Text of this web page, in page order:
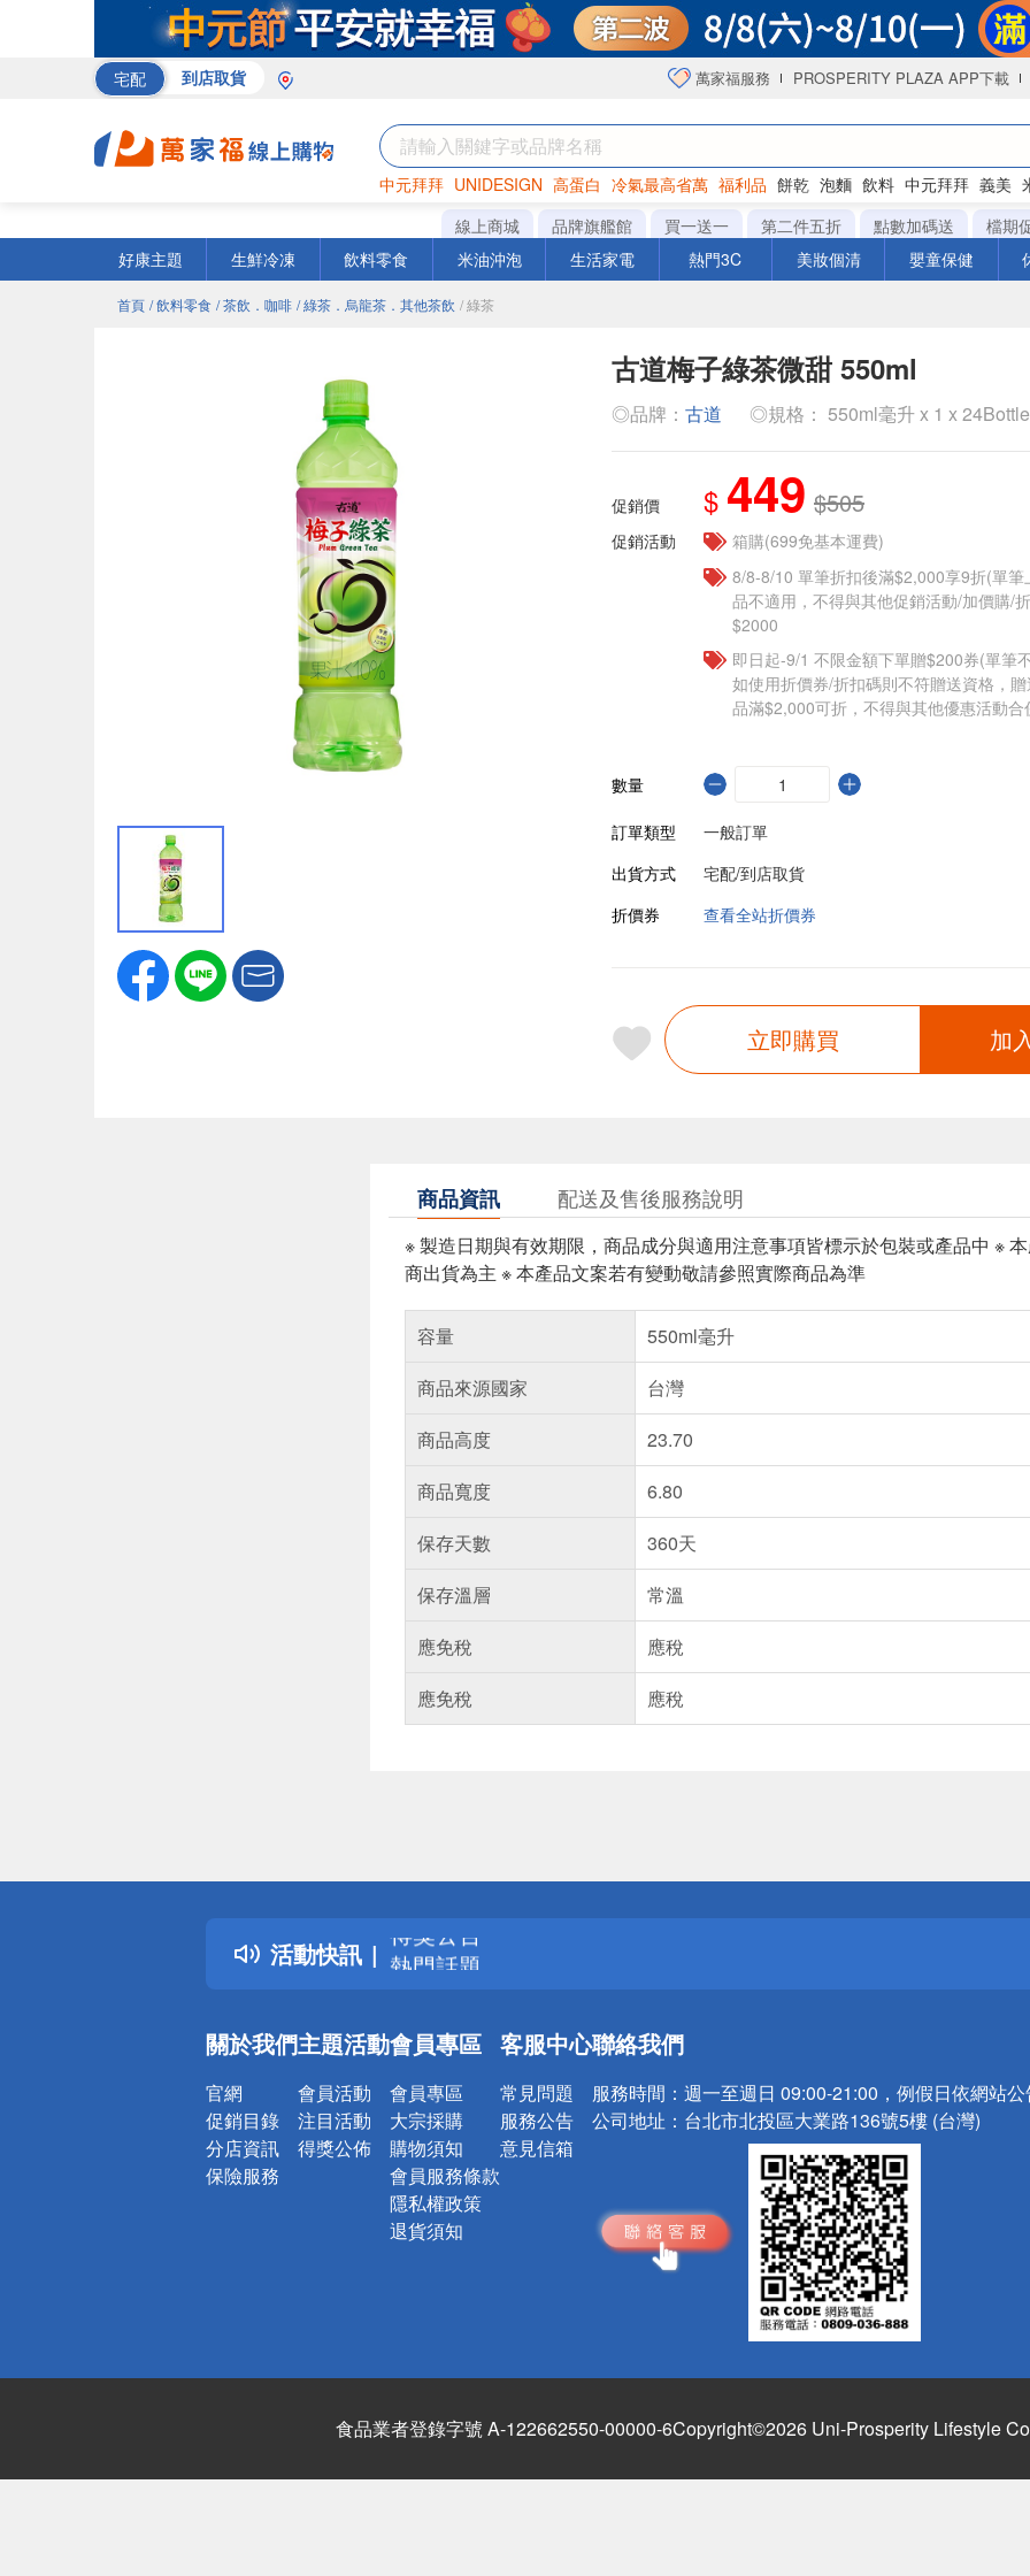
宅配 到店取貨 萬家福服務 PROSPERITY PLAZA APP下載
中元拜拜 UNIDESIGN 高蛋白 冷氣最高省萬 福利品 餅乾 泡麵 飲料 中元拜拜 義美
罐頭 咖啡 海苔
線上商城 品牌旗艦館 買一送一 第二件五折 點數加碼送
檔期
好康主題
生鮮冷凍 飲料零食 米油沖泡 生活家電 熱門3C 美妝個清 嬰童保健
首頁 / 飲料零食 / 茶飲．咖啡 / 綠茶．烏龍茶．其他茶飲 / 綠茶
古道梅子綠茶微甜 550ml
◎品牌： 古道 ◎規格： 550ml毫升 x 1 x
促銷價 $ 449 $505
促銷活動
箱購(699免基本運費)
8/8-8/10 單筆折扣後滿$2,000享9折(單
品不適用，不得與其他促銷活動/加價購/
$2000
即日起-9/1 不限金額下單贈$200券(單筆
如使用折價券/折扣碼則不符贈送資格，
品滿$2,000可折，不得與其他優惠活動合
數量
訂單類型
一般訂單
出貨方式
宅配/到店取貨
折價券
查看全站折價券
立即購買 加
商品資訊 配送及售後服務說明
※ 製造日期與有效期限，商品成分與適用注意事項皆標示於包裝或產品中 ※
商出貨為主 ※ 本產品文案若有變動敬請參照實際商品為準
容量
550ml毫升
商品來源國家
台灣
商品高度
23.70
商品寬度
6.80
保存天數
360天
保存溫層
常溫
應免稅
應稅
應免稅
應稅
活動快訊
詐騙網頁！請小心！
得獎公告
熱門話題
銀行優惠
詐騙網頁！請小心！
關於我們
官網
促銷目錄
分店資訊
保險服務
主題活動
會員活動
注目活動
得獎公佈
會員專區
會員專區
大宗採購
購物須知
會員服務條款
隱私權政策
退貨須知
客服中心
常見問題
服務公告
意見信箱
聯絡我們
服務時間： 週一至週日 09:00-21:00，例假日依網站
公司地址： 台北市北投區大業路136號5樓 (台灣)
食品業者登錄字號 A-122662550-00000-6Copyright©2026 Uni-Prosperity Lifestyle